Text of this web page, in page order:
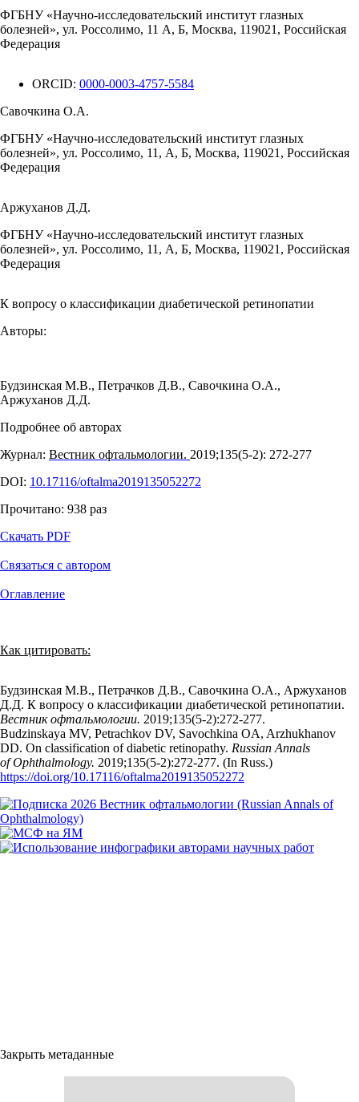
ФГБНУ «Научно-исследовательский институт глазных
болезней», ул. Россолимо, 11 А, Б, Москва, 119021, Российская
Федерация
ORCID: 0000-0003-4757-5584
Савочкина О.А.
ФГБНУ «Научно-исследовательский институт глазных
болезней», ул. Россолимо, 11, А, Б, Москва, 119021, Российская
Федерация
Аржуханов Д.Д.
ФГБНУ «Научно-исследовательский институт глазных
болезней», ул. Россолимо, 11, А, Б, Москва, 119021, Российская
Федерация
К вопросу о классификации диабетической ретинопатии
Авторы:
Будзинская М.В., Петрачков Д.В., Савочкина О.А.,
Аржуханов Д.Д.
Подробнее об авторах
Журнал: Вестник офтальмологии. 2019;135(5‑2): 272‑277
DOI: 10.17116/oftalma2019135052272
Прочитано: 938 раз
Скачать PDF
Связаться с автором
Оглавление
Как цитировать:
Будзинская М.В., Петрачков Д.В., Савочкина О.А., Аржуханов
Д.Д. К вопросу о классификации диабетической ретинопатии.
Вестник офтальмологии. 2019;135(5‑2):272‑277.
Budzinskaya MV, Petrachkov DV, Savochkina OA, Arzhukhanov
DD. On classification of diabetic retinopathy. Russian Annals
of Ophthalmology. 2019;135(5‑2):272‑277. (In Russ.)
https://doi.org/10.17116/oftalma2019135052272
Закрыть метаданные